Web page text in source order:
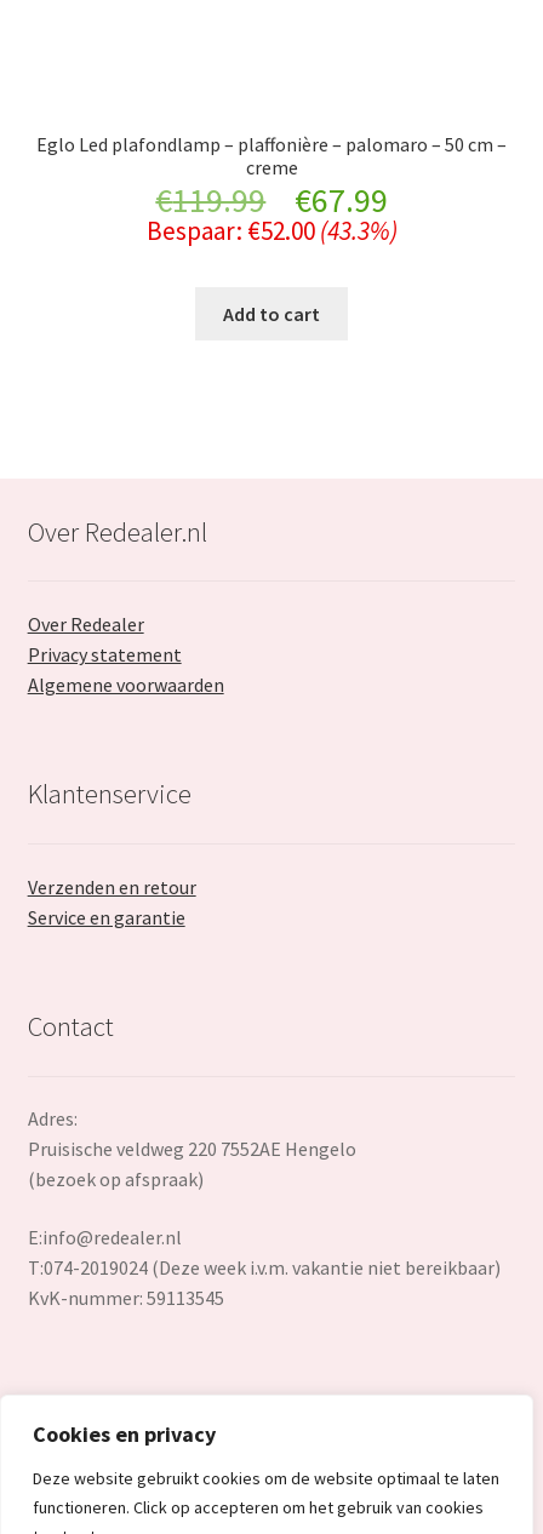
Cookies en privacy
Deze website gebruikt cookies om de website optimaal te laten
functioneren. Click op accepteren om het gebruik van cookies
Eglo Led plafondlamp – plaffonière – palomaro – 50 cm –
creme
€119.99
Original
price
was:
€67.99Current
price
Bespaar: €52.00 (43.3%)
Add to cart
Over Redealer.nl
Over Redealer
Privacy statement
Algemene voorwaarden
Klantenservice
Verzenden en retour
Service en garantie
Contact
Adres:
Pruisische veldweg 220 7552AE Hengelo
(bezoek op afspraak)
E:info@redealer.nl
T:074-2019024 (Deze week i.v.m. vakantie niet bereikbaar)
KvK-nummer: 59113545
© Redealer.nl | Gecontroleerde retourproducten en nieuwe
overstockproducten tegen een onverslaanbare lage prijs.
2026